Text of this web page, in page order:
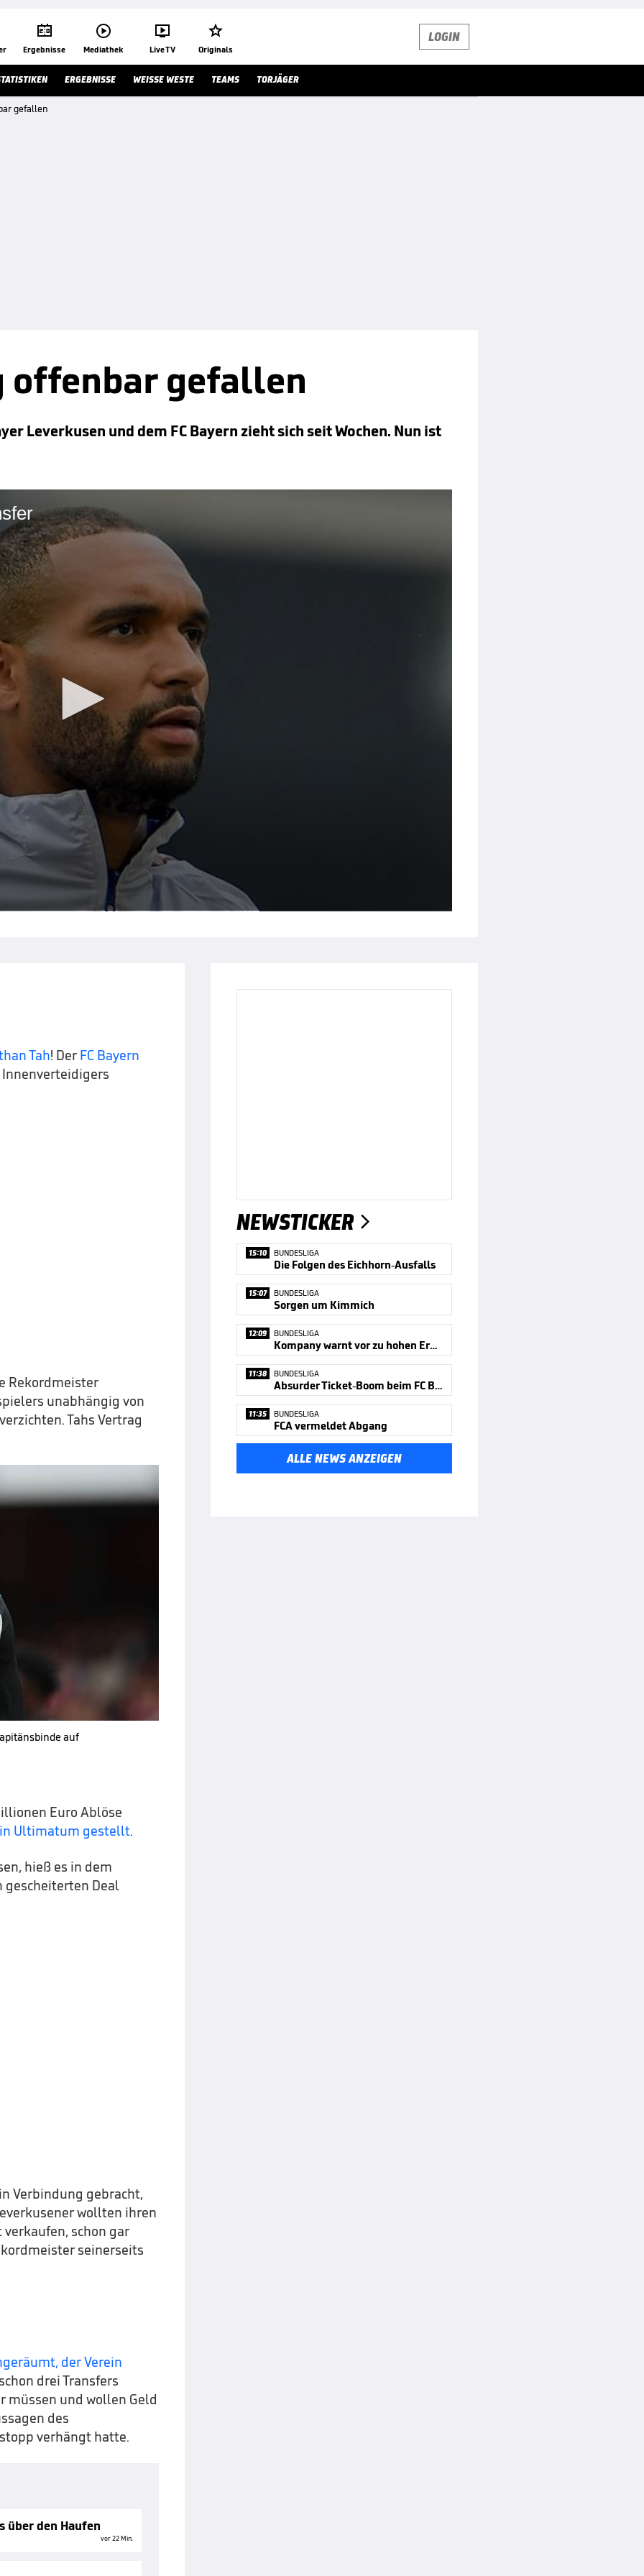

Ergebnisse

Mediathek

Live TV

Originals
LOGIN
ERGEBNISSE WEISSE WESTE TEAMS TORJÄGER
gefallen
offenbar gefallen
Leverkusen und dem FC Bayern zieht sich seit Wochen. Nun ist
Tah! Der FC Bayern
Rekordmeister
unabhängig von
Tahs Vertrag
auf
Euro Ablöse
Ultimatum gestellt.
hieß es in dem
gescheiterten Deal
Verbindung gebracht,
wollten ihren
schon gar
seinerseits
der Verein
drei Transfers
müssen und wollen Geld
des
verhängt hatte.
über den Haufen
vor 22 Min.
NEWSTICKER 
15:10 BUNDESLIGA
Die Folgen des Eichhorn-Ausfalls
15:07 BUNDESLIGA
Sorgen um Kimmich
12:09 BUNDESLIGA
Kompany warnt vor zu hohen Erwartungen
11:38 BUNDESLIGA
Absurder Ticket-Boom beim FC Bayern
11:35 BUNDESLIGA
FCA vermeldet Abgang
ALLE NEWS ANZEIGEN